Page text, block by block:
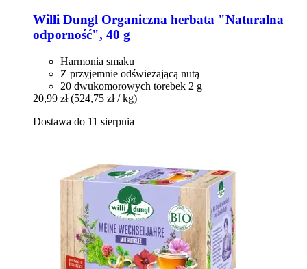
Willi Dungl Organiczna herbata "Naturalna
odporność", 40 g
Harmonia smaku
Z przyjemnie odświeżającą nutą
20 dwukomorowych torebek 2 g
20,99 zł (524,75 zł / kg)
Dostawa do 11 sierpnia